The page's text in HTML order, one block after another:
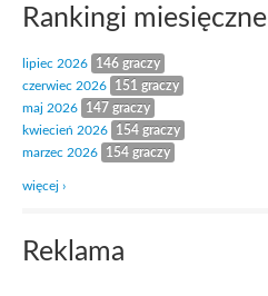
Rankingi miesięczne
lipiec 2026
146 graczy
czerwiec 2026
151 graczy
maj 2026
147 graczy
kwiecień 2026
154 graczy
marzec 2026
154 graczy
więcej ›
Reklama